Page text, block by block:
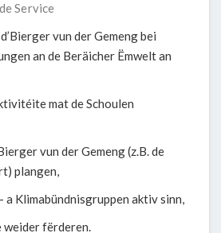
Service
vun der Gemeng bei
an de Beräicher Ëmwelt an
mat de Schoulen
vun der Gemeng (z.B. de
plangen,
a Klimabündnisgruppen aktiv sinn,
weider fërderen.